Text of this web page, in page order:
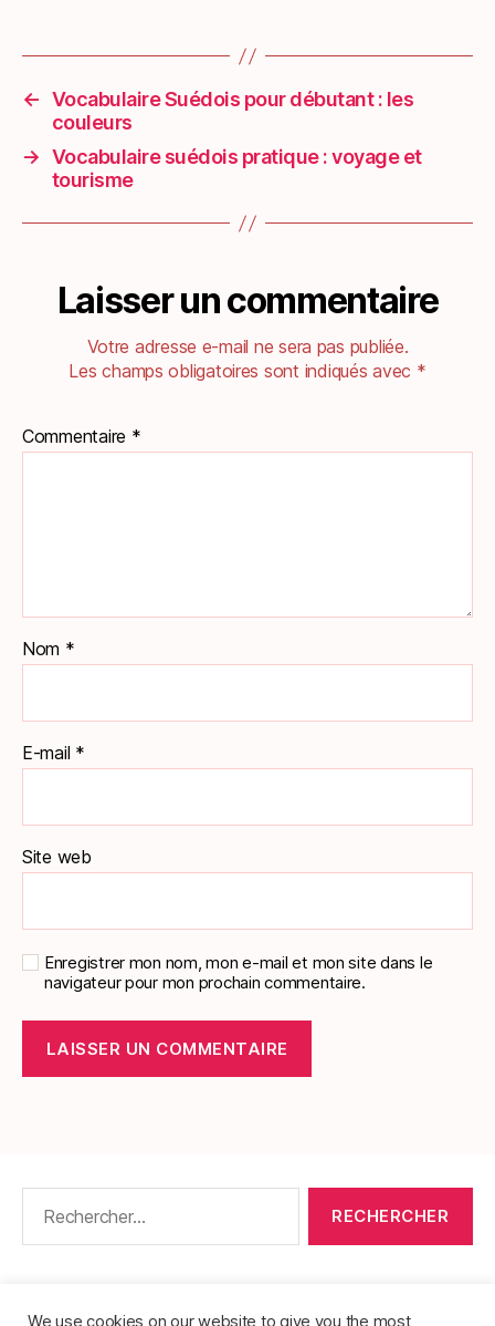
← Vocabulaire Suédois pour débutant : les
couleurs
→ Vocabulaire suédois pratique : voyage et
tourisme
Laisser un commentaire
Votre adresse e-mail ne sera pas publiée.
Les champs obligatoires sont indiqués avec *
Commentaire *
Nom *
E-mail *
Site web
Enregistrer mon nom, mon e-mail et mon site dans le
navigateur pour mon prochain commentaire.
We use cookies on our website to give you the most